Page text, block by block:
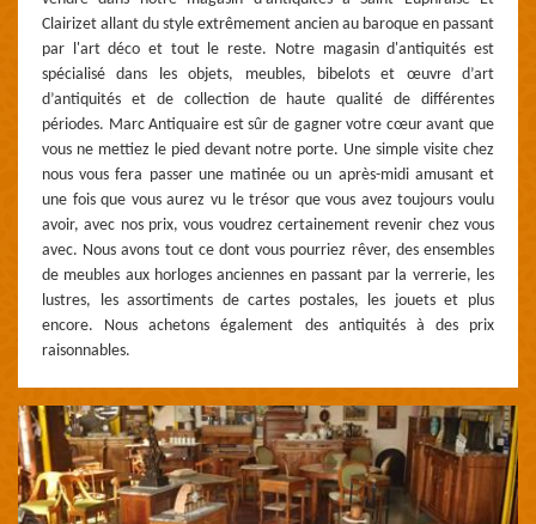
Clairizet allant du style extrêmement ancien au baroque en passant
par l'art déco et tout le reste. Notre magasin d'antiquités est
spécialisé dans les objets, meubles, bibelots et œuvre d’art
d’antiquités et de collection de haute qualité de différentes
périodes. Marc Antiquaire est sûr de gagner votre cœur avant que
vous ne mettiez le pied devant notre porte. Une simple visite chez
nous vous fera passer une matinée ou un après-midi amusant et
une fois que vous aurez vu le trésor que vous avez toujours voulu
avoir, avec nos prix, vous voudrez certainement revenir chez vous
avec. Nous avons tout ce dont vous pourriez rêver, des ensembles
de meubles aux horloges anciennes en passant par la verrerie, les
lustres, les assortiments de cartes postales, les jouets et plus
encore. Nous achetons également des antiquités à des prix
raisonnables.